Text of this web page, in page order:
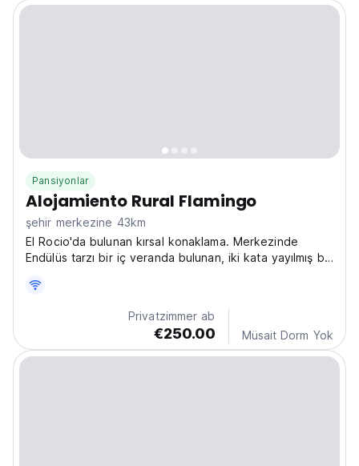
Pansiyonlar
Alojamiento Rural Flamingo
şehir merkezine 43km
El Rocio'da bulunan kırsal konaklama. Merkezinde
Endülüs tarzı bir iç veranda bulunan, iki kata yayılmış bir
Privatzimmer ab
€250.00 Müsait Dorm Yok